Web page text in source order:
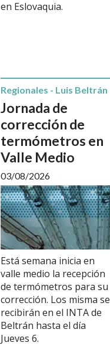
en Eslovaquia.
Jornada de
corrección de
termómetros en
Valle Medio
Regionales - Luis Beltrán
03/08/2026
Está semana inicia en
valle medio la recepción
de termómetros para su
corrección. Los misma se
recibirán en el INTA de
Beltrán hasta el día
Jueves 6.